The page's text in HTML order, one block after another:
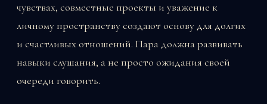
чувствах, совместные проекты и уважение к
личному пространству создают основу для долгих
и счастливых отношений. Пара должна развивать
навыки слушания, а не просто ожидания своей
очереди говорить.